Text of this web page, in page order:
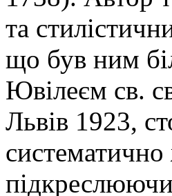
та
що був ним
Ювілеєм св.
Львів 1923,